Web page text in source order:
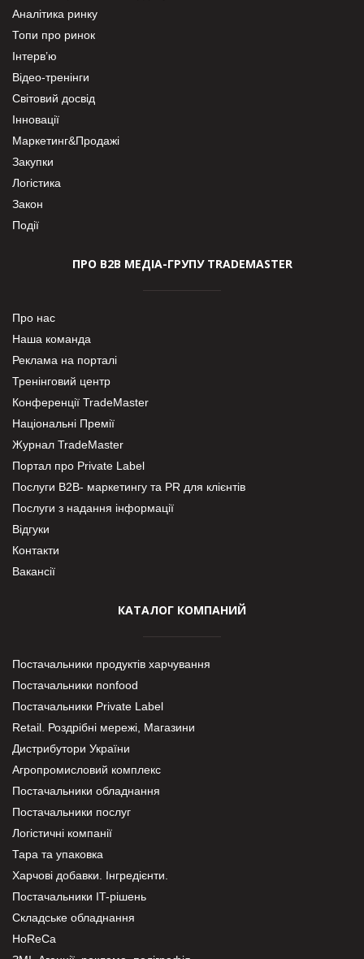
Аналітика ринку
Топи про ринок
Інтерв’ю
Відео-тренінги
Світовий досвід
Інновації
Маркетинг&Продажі
Закупки
Логістика
Закон
Події
ПРО В2В МЕДІА-ГРУПУ TRADEMASTER
Про нас
Наша команда
Реклама на порталі
Тренінговий центр
Конференції TradeMaster
Національні Премії
Журнал TradeMaster
Портал про Private Label
Послуги В2В- маркетингу та PR для клієнтів
Послуги з надання інформації
Відгуки
Контакти
Вакансії
КАТАЛОГ КОМПАНИЙ
Постачальники продуктів харчування
Постачальники nonfood
Постачальники Private Label
Retail. Роздрібні мережі, Магазини
Дистрибутори України
Агропромисловий комплекс
Постачальники обладнання
Постачальники послуг
Логістичні компанії
Тара та упаковка
Харчові добавки. Інгредієнти.
Постачальники IT-рішень
Складське обладнання
HoReCa